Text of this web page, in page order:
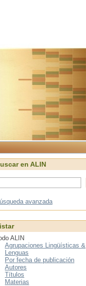
en ALIN
avanzada
ALIN
Agrupaciones Lingüísticas &
Lenguas
Por fecha de publicación
Autores
Títulos
Materias